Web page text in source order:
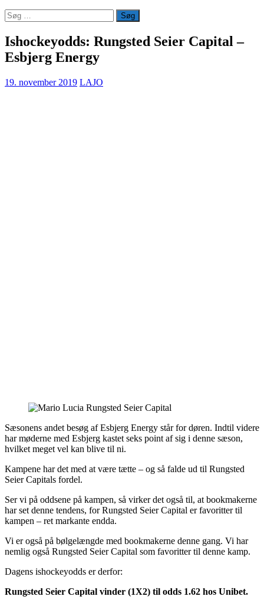
Søg
efter:
Ishockeyodds: Rungsted Seier Capital –
Esbjerg Energy
19. november 2019 LAJO
Sæsonens andet besøg af Esbjerg Energy står for døren. Indtil videre
har møderne med Esbjerg kastet seks point af sig i denne sæson,
hvilket meget vel kan blive til ni.
Kampene har det med at være tætte – og så falde ud til Rungsted
Seier Capitals fordel.
Ser vi på oddsene på kampen, så virker det også til, at bookmakerne
har set denne tendens, for Rungsted Seier Capital er favoritter til
kampen – ret markante endda.
Vi er også på bølgelængde med bookmakerne denne gang. Vi har
nemlig også Rungsted Seier Capital som favoritter til denne kamp.
Dagens ishockeyodds er derfor:
Rungsted Seier Capital vinder (1X2) til odds 1.62 hos Unibet.